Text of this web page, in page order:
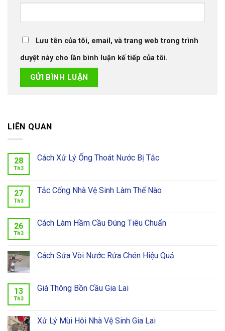
Lưu tên của tôi, email, và trang web trong trình
duyệt này cho lần bình luận kế tiếp của tôi.
LIÊN QUAN
28
Th3
Cách Xử Lý Ống Thoát Nước Bị Tắc
27
Th3
Tắc Cống Nhà Vệ Sinh Làm Thế Nào
26
Th3
Cách Làm Hầm Cầu Đúng Tiêu Chuẩn
Cách Sửa Vòi Nước Rửa Chén Hiệu Quả
13
Th3
Giá Thông Bồn Cầu Gia Lai
Xử Lý Mùi Hôi Nhà Vệ Sinh Gia Lai